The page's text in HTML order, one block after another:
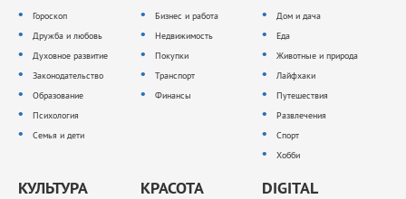
Гороскоп
Дружба и любовь
Духовное развитие
Законодательство
Образование
Психология
Семья и дети
Бизнес и работа
Недвижимость
Покупки
Транспорт
Финансы
Дом и дача
Еда
Животные и природа
Лайфхаки
Путешествия
Развлечения
Спорт
Хобби
КУЛЬТУРА КРАСОТА DIGITAL